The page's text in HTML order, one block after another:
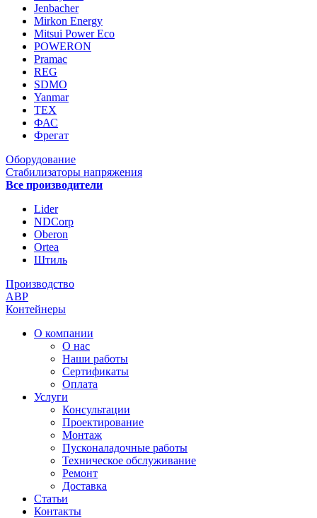
Jenbacher
Mirkon Energy
Mitsui Power Eco
POWERON
Pramac
REG
SDMO
Yanmar
ТЕХ
ФАС
Фрегат
Оборудование
Стабилизаторы напряжения
Все производители
Lider
NDCorp
Oberon
Ortea
Штиль
Производство
АВР
Контейнеры
О компании
О нас
Наши работы
Сертификаты
Оплата
Услуги
Консультации
Проектирование
Монтаж
Пусконаладочные работы
Техническое обслуживание
Ремонт
Доставка
Статьи
Контакты